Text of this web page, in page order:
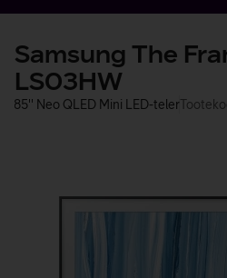
Samsung The
LS03HW
85'' Neo QLED Mini LED-teler